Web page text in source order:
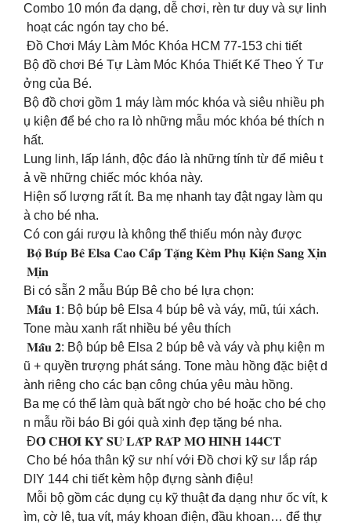
Combo 10 món đa dạng, dễ chơi, rèn tư duy và sự linh
hoạt các ngón tay cho bé.
Đồ Chơi Máy Làm Móc Khóa HCM 77-153 chi tiết
Bộ đồ chơi Bé Tự Làm Móc Khóa Thiết Kế Theo Ý Tư
ởng của Bé.
Bộ đồ chơi gồm 1 máy làm móc khóa và siêu nhiều ph
ụ kiện để bé cho ra lò những mẫu móc khóa bé thích n
hất.
Lung linh, lấp lánh, độc đáo là những tính từ để miêu t
ả về những chiếc móc khóa này.
Hiện số lượng rất ít. Ba mẹ nhanh tay đật ngay làm qu
à cho bé nha.
Có con gái rượu là không thể thiếu món này được
𝐁𝐨̣̂ 𝐁𝐮́𝐩 𝐁𝐞̂ 𝐄𝐥𝐬𝐚 𝐂𝐚𝐨 𝐂𝐚̂́𝐩 𝐓𝐚̣̆𝐧𝐠 𝐊𝐞̀𝐦 𝐏𝐡𝐮̣ 𝐊𝐢𝐞̣̂𝐧 𝐒𝐚𝐧𝐠 𝐗𝐢̣𝐧
𝐌𝐢̣𝐧
Bi có sẵn 2 mẫu Búp Bê cho bé lựa chọn:
𝐌𝐚̂̃𝐮 𝟏: Bộ búp bê Elsa 4 búp bê và váy, mũ, túi xách.
Tone màu xanh rất nhiều bé yêu thích
𝐌𝐚̂̃𝐮 𝟐: Bộ búp bê Elsa 2 búp bê và váy và phụ kiện m
ũ + quyền trượng phát sáng. Tone màu hồng đặc biệt d
ành riêng cho các bạn công chúa yêu màu hồng.
Ba mẹ có thể làm quà bất ngờ cho bé hoặc cho bé chọ
n mẫu rồi báo Bi gói quà xinh đẹp tặng bé nha.
Đ𝐎̂̀ 𝐂𝐇𝐎̛𝐈 𝐊𝐘̃ 𝐒𝐔̛ 𝐋𝐀̆́𝐏 𝐑𝐀́𝐏 𝐌𝐎̂ 𝐇𝐈̀𝐍𝐇 𝟏𝟒𝟒𝐂𝐓
Cho bé hóa thân kỹ sư nhí với Đồ chơi kỹ sư lắp ráp
DIY 144 chi tiết kèm hộp đựng sành điệu!
Mỗi bộ gồm các dụng cụ kỹ thuật đa dạng như ốc vít, k
ìm, cờ lê, tua vít, máy khoan điện, đầu khoan… để thự